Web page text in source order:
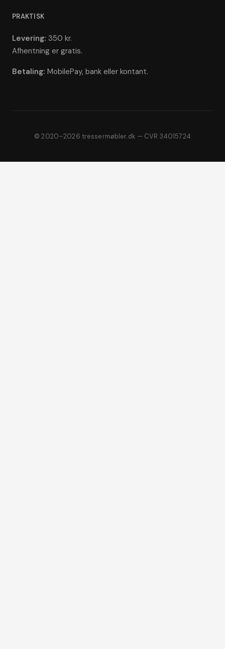
PRAKTISK
Levering: 350 kr.
Afhentning er gratis.
Betaling: MobilePay, bank eller kontant.
© 2020–2026 tressermøbler.dk — CVR 34015724